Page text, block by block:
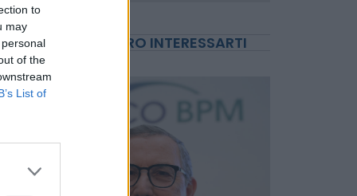
to
may
of the
List of
POTREBBERO INTERESSARTI